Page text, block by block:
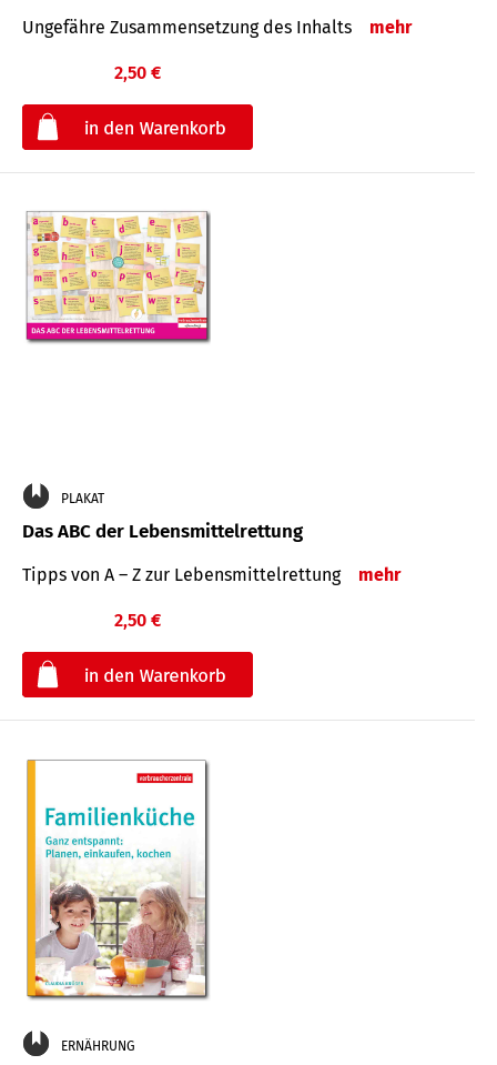
Ungefähre Zu­sammen­setzung des Inhalts mehr
2,50 €
PLAKAT
Das ABC der Lebensmittelrettung
Tipps von A – Z zur Lebensmittelrettung mehr
2,50 €
ERNÄHRUNG